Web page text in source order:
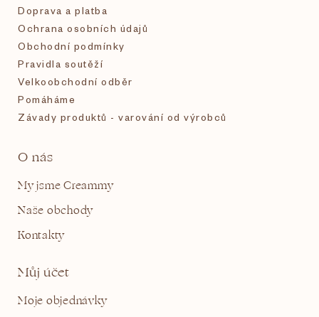
Doprava a platba
Ochrana osobních údajů
Obchodní podmínky
Pravidla soutěží
Velkoobchodní odběr
Pomáháme
Závady produktů - varování od výrobců
O nás
My jsme Creammy
Naše obchody
Kontakty
Můj účet
Moje objednávky